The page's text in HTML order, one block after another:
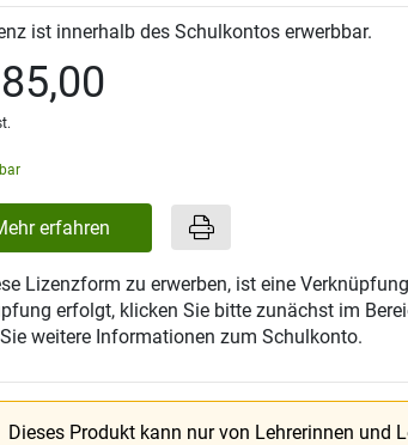
ist innerhalb des Schulkontos erwerbbar.
erfahren
Lizenzform zu erwerben, ist eine
erfolgt, klicken Sie bitte zunächst im
weitere Informationen zum Schulkonto.
Dieses Produkt kann nur von Lehrerinnen und